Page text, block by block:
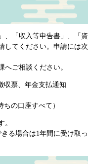
、「収入等申告書」、「資
してください。申請には次
ご相談ください。
収票、年金支払通知
の口座すべて）
る場合は1年間に受け取っ